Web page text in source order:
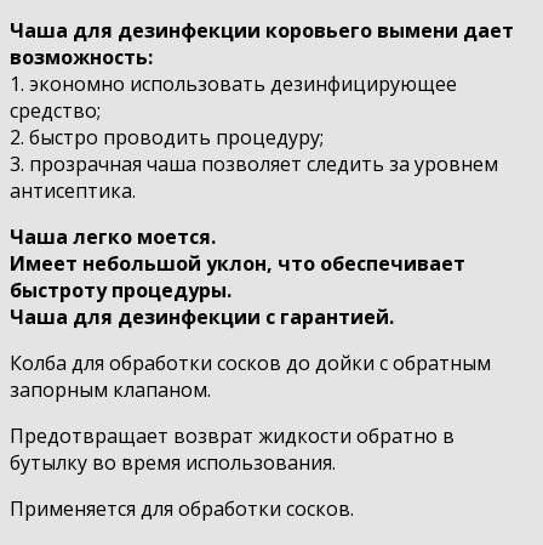
Чаша для дезинфекции коровьего вымени дает
возможность:
1. экономно использовать дезинфицирующее
средство;
2. быстро проводить процедуру;
3. прозрачная чаша позволяет следить за уровнем
антисептика.
Чаша легко моется.
Имеет небольшой уклон, что обеспечивает
быстроту процедуры.
Чаша для дезинфекции с гарантией.
Колба для обработки сосков до дойки с обратным
запорным клапаном.
Предотвращает возврат жидкости обратно в
бутылку во время использования.
Применяется для обработки сосков.